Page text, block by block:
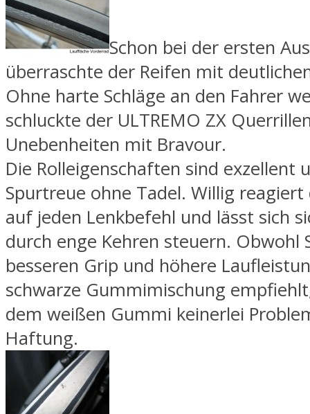
Schon bei der ersten
überraschte der Reifen mit
Ohne harte Schläge an den Fahrer
schluckte der ULTREMO ZX
Unebenheiten mit Bravour.
Die Rolleigenschaften sind exzellent
Spurtreue ohne Tadel. Willig reagiert
auf jeden Lenkbefehl und lässt sich
durch enge Kehren steuern. Obwohl
besseren Grip und höhere
schwarze Gummimischung
dem weißen Gummi keinerlei
Haftung.